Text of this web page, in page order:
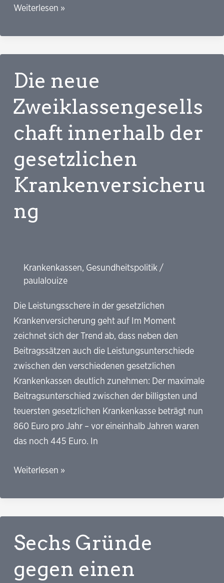
Perspektiven
Gesundheitspolitik
Weiterlesen »
Die neue
Zweiklassengesells
chaft innerhalb der
gesetzlichen
Krankenversicheru
ng
Krankenkassen, Gesundheitspolitik/
paulalouize
Die Leistungsschere in der gesetzlichen
Krankenversicherung geht auf Im Moment
zeichnet sich der Trend ab, dass neben den
Beitragssätzen auch die Leistungsunterschiede
zwischen den verschiedenen gesetzlichen
Krankenkassen deutlich zunehmen: Der maximale
Beitragsunterschied zwischen der billigsten und
teuersten gesetzlichen Krankenkasse beträgt nun
860 Euro pro Jahr – vor eineinhalb Jahren waren
das noch 445 Euro. In
Die
Zweiklassengesellschaft
innerhalb
gesetzlichen
Krankenversicherung
Weiterlesen »
Sechs Gründe
gegen einen